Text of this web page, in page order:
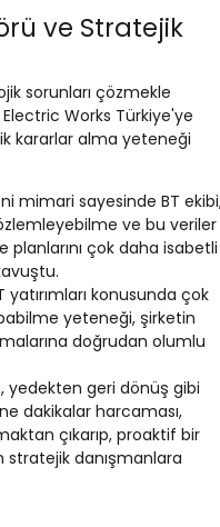
ve Stratejik
sorunları çözmekle
Works Türkiye'ye
kararlar alma yeteneği
mimari sayesinde BT
ve bu veriler
planlarını çok daha isabetli
konusunda çok
yeteneği, şirketin
doğrudan olumlu
yedekten geri dönüş gibi
dakikalar harcaması,
çıkarıp, proaktif bir
danışmanlara